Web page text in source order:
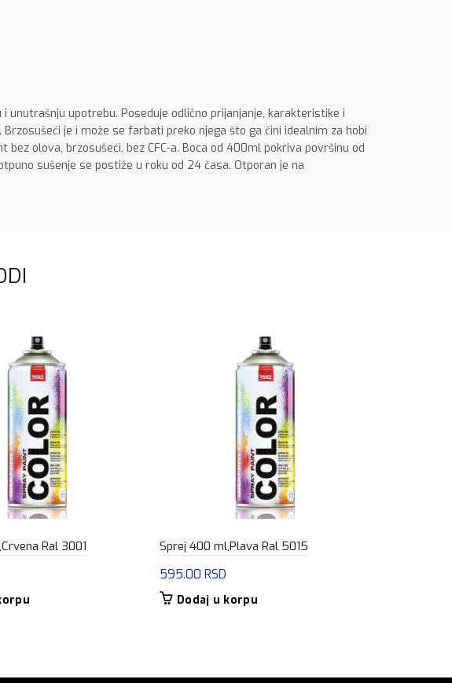
unutrašnju upotrebu. Poseduje odlično prijanjanje, karakteristike i
je i može se farbati preko njega što ga čini idealnim za hobi
olova, brzosušeći, bez CFC-a. Boca od 400ml pokriva površinu od
sušenje se postiže u roku od 24 časa. Otporan je na
Ral 3001 Sprej 400 ml,Plava Ral 5015
595.00 RSD
Dodaj u korpu